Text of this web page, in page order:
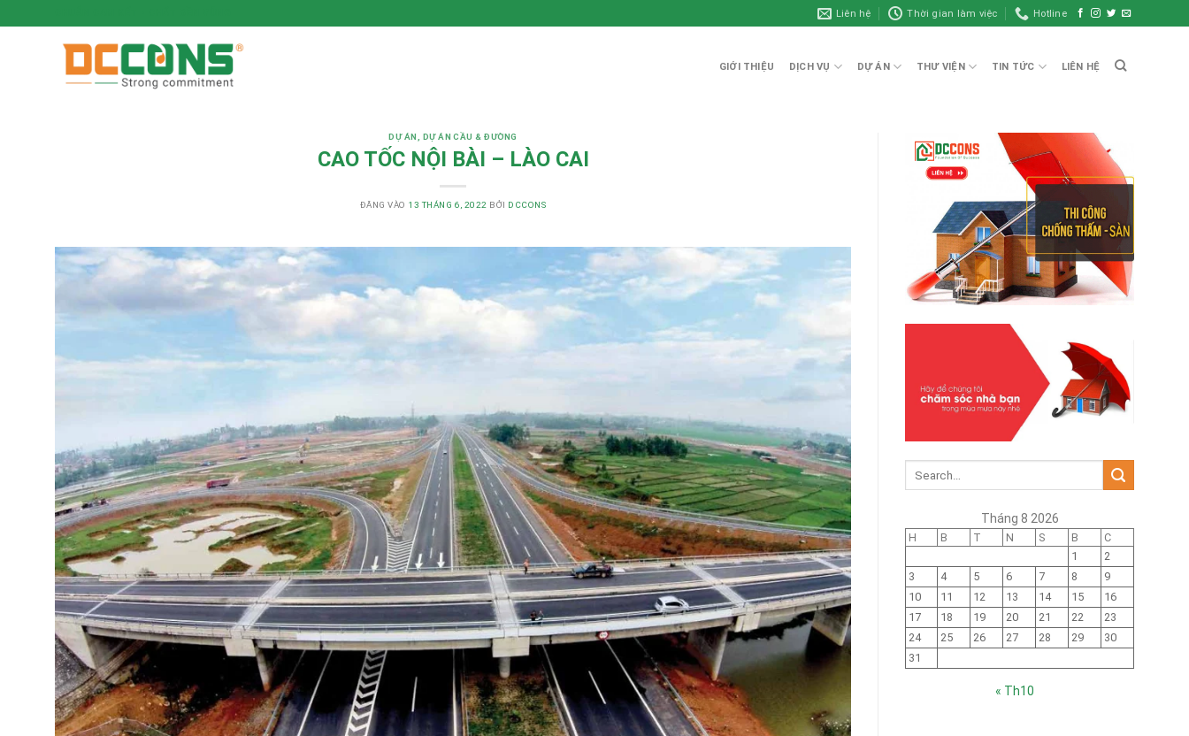
Liên hệ Thời gian làm việc Hotline
GIỚI THIỆU DỊCH VỤ DỰ ÁN THƯ VIỆN TIN TỨC LIÊN HỆ
DỰ ÁN DỰ ÁN CẦU & ĐƯỜNG
CAO TỐC NỘI BÀI – LÀO CAI
ĐĂNG VÀO 13 THÁNG 6, 2022 BỞI DCCONS
Tháng 8 2026
H B T N S B
C
1
2
3
4 5 6 7 8
9
10
11 12 13 14 15
16
17
18 19 20 21 22
23
24
25 26 27 28 29
30
31
« Th10